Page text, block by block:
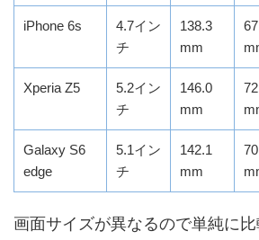
iPhone 6s
4.7イン
チ
138.3
mm
Xperia Z5
5.2イン
チ
146.0
mm
Galaxy S6
edge
5.1イン
チ
142.1
mm
画面サイズが異なるので単純に比